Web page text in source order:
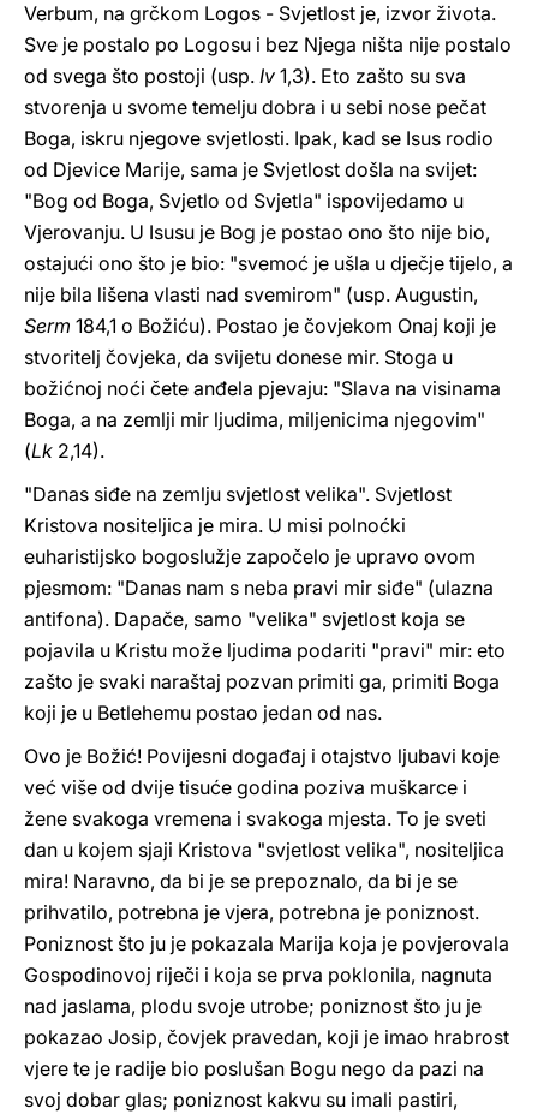
Verbum, na grčkom Logos - Svjetlost je, izvor života.
Sve je postalo po Logosu i bez Njega ništa nije postalo
od svega što postoji (usp. Iv 1,3). Eto zašto su sva
stvorenja u svome temelju dobra i u sebi nose pečat
Boga, iskru njegove svjetlosti. Ipak, kad se Isus rodio
od Djevice Marije, sama je Svjetlost došla na svijet:
"Bog od Boga, Svjetlo od Svjetla" ispovijedamo u
Vjerovanju. U Isusu je Bog je postao ono što nije bio,
ostajući ono što je bio: "svemoć je ušla u dječje tijelo, a
nije bila lišena vlasti nad svemirom" (usp. Augustin,
Serm 184,1 o Božiću). Postao je čovjekom Onaj koji je
stvoritelj čovjeka, da svijetu donese mir. Stoga u
božićnoj noći čete anđela pjevaju: "Slava na visinama
Boga, a na zemlji mir ljudima, miljenicima njegovim"
(Lk 2,14).
"Danas siđe na zemlju svjetlost velika". Svjetlost
Kristova nositeljica je mira. U misi polnoćki
euharistijsko bogoslužje započelo je upravo ovom
pjesmom: "Danas nam s neba pravi mir siđe" (ulazna
antifona). Dapače, samo "velika" svjetlost koja se
pojavila u Kristu može ljudima podariti "pravi" mir: eto
zašto je svaki naraštaj pozvan primiti ga, primiti Boga
koji je u Betlehemu postao jedan od nas.
Ovo je Božić! Povijesni događaj i otajstvo ljubavi koje
već više od dvije tisuće godina poziva muškarce i
žene svakoga vremena i svakoga mjesta. To je sveti
dan u kojem sjaji Kristova "svjetlost velika", nositeljica
mira! Naravno, da bi je se prepoznalo, da bi je se
prihvatilo, potrebna je vjera, potrebna je poniznost.
Poniznost što ju je pokazala Marija koja je povjerovala
Gospodinovoj riječi i koja se prva poklonila, nagnuta
nad jaslama, plodu svoje utrobe; poniznost što ju je
pokazao Josip, čovjek pravedan, koji je imao hrabrost
vjere te je radije bio poslušan Bogu nego da pazi na
svoj dobar glas; poniznost kakvu su imali pastiri,